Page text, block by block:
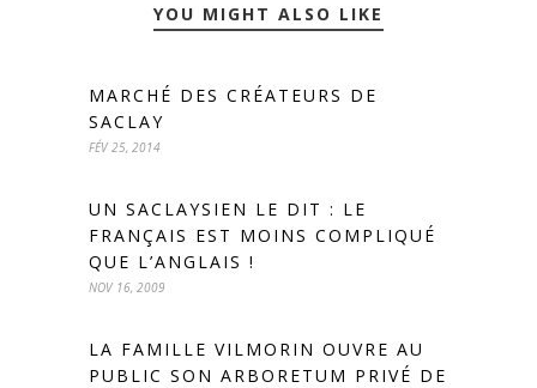
YOU MIGHT ALSO LIKE
MARCHÉ DES CRÉATEURS DE
SACLAY
FÉV 25, 2014
UN SACLAYSIEN LE DIT : LE
FRANÇAIS EST MOINS COMPLIQUÉ
QUE L’ANGLAIS !
NOV 16, 2009
LA FAMILLE VILMORIN OUVRE AU
PUBLIC SON ARBORETUM PRIVÉ DE